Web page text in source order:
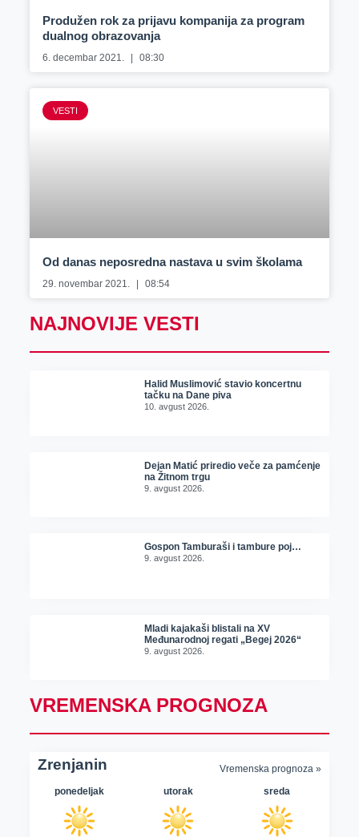
Produžen rok za prijavu kompanija za program
dualnog obrazovanja
6. decembar 2021. 08:30
VESTI
Od danas neposredna nastava u svim školama
29. novembar 2021. 08:54
NAJNOVIJE VESTI
Halid Muslimović stavio koncertnu
tačku na Dane piva
10. avgust 2026.
Dejan Matić priredio veče za pamćenje
na Žitnom trgu
9. avgust 2026.
Gospon Tamburaši i tambure poj…
9. avgust 2026.
Mladi kajakaši blistali na XV
Međunarodnoj regati „Begej 2026“
9. avgust 2026.
VREMENSKA PROGNOZA